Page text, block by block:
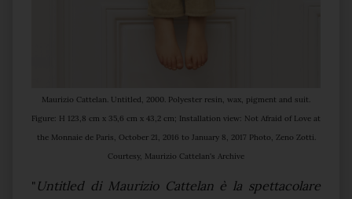
Maurizio Cattelan. Untitled, 2000. Polyester resin, wax, pigment and suit.
Figure: H 123,8 cm x 35,6 cm x 43,2 cm; Installation view: Not Afraid of Love at
the Monnaie de Paris, October 21, 2016 to January 8, 2017 Photo, Zeno Zotti.
Courtesy, Maurizio Cattelan's Archive
" Untitled di Maurizio Cattelan è la spettacolare